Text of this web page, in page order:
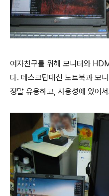
여자친구를 위해 모니터와
다. 데스크탑대신 노트북과 모
정말 유용하고, 사용성에 있어